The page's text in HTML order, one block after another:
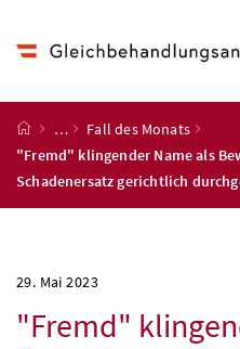
Startseite
…
Fall des Monats
"Fremd" klingender Name als
Schadenersatz gerichtlich
29. Mai 2023
"Fremd"